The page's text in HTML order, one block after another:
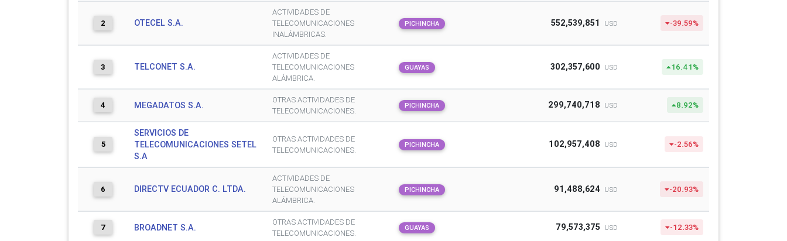
2 OTECEL S.A.
ACTIVIDADES DE
TELECOMUNICACIONES
INALÁMBRICAS.
PICHINCHA 552,539,851 USD -39.59%
3 TELCONET S.A.
ACTIVIDADES DE
TELECOMUNICACIONES
ALÁMBRICA.
GUAYAS 302,357,600 USD 16.41%
4 MEGADATOS S.A.
OTRAS ACTIVIDADES DE
TELECOMUNICACIONES.
PICHINCHA 299,740,718 USD 8.92%
5
SERVICIOS DE
TELECOMUNICACIONES SETEL
S.A
OTRAS ACTIVIDADES DE
TELECOMUNICACIONES.
PICHINCHA 102,957,408 USD -2.56%
6 DIRECTV ECUADOR C. LTDA.
ACTIVIDADES DE
TELECOMUNICACIONES
ALÁMBRICA.
PICHINCHA 91,488,624 USD -20.93%
7 BROADNET S.A.
OTRAS ACTIVIDADES DE
TELECOMUNICACIONES.
GUAYAS 79,573,375 USD -12.33%